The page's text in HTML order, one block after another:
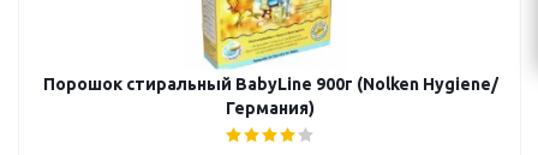
Порошок стиральный BabyLine 900г (Nolken Hygiene/
Германия)